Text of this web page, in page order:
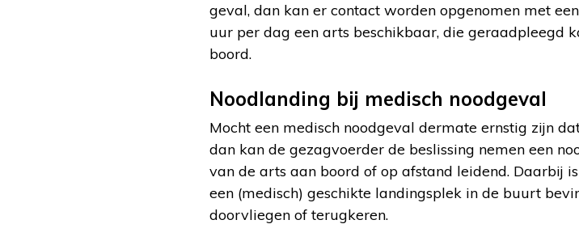
geval, dan kan er contact worden opgenomen met
uur per dag een arts beschikbaar, die geraadpleegd
boord.
Noodlanding bij medisch noodgeval
Mocht een medisch noodgeval dermate ernstig zijn
dan kan de gezagvoerder de beslissing nemen een
van de arts aan boord of op afstand leidend. Daarbij
een (medisch) geschikte landingsplek in de buurt
doorvliegen of terugkeren.